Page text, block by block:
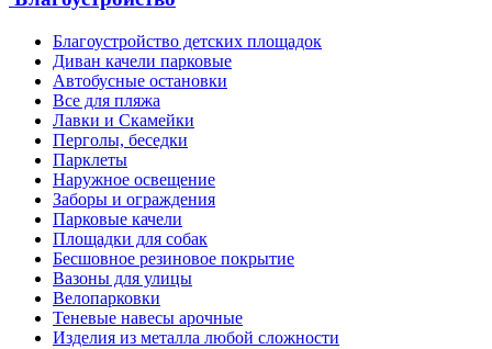
Благоустройство детских площадок
Диван качели парковые
Автобусные остановки
Все для пляжа
Лавки и Скамейки
Перголы, беседки
Парклеты
Наружное освещение
Заборы и ограждения
Парковые качели
Площадки для собак
Бесшовное резиновое покрытие
Вазоны для улицы
Велопарковки
Теневые навесы арочные
Изделия из металла любой сложности